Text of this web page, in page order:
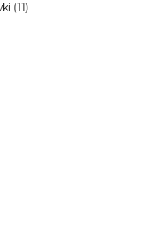
(11)